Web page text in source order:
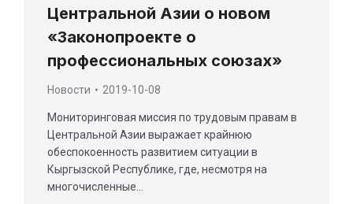
Центральной Азии о новом
«Законопроекте о
профессиональных союзах»
Новости 2019-10-08
Мониторинговая миссия по трудовым правам в
Центральной Азии выражает крайнюю
обеспокоенность развитием ситуации в
Кыргызской Республике, где, несмотря на
многочисленные…